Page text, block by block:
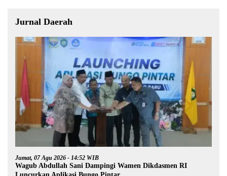
Jurnal Daerah
Jumat, 07 Agu 2026 - 14:52 WIB
Wagub Abdullah Sani Dampingi Wamen Dikdasmen RI